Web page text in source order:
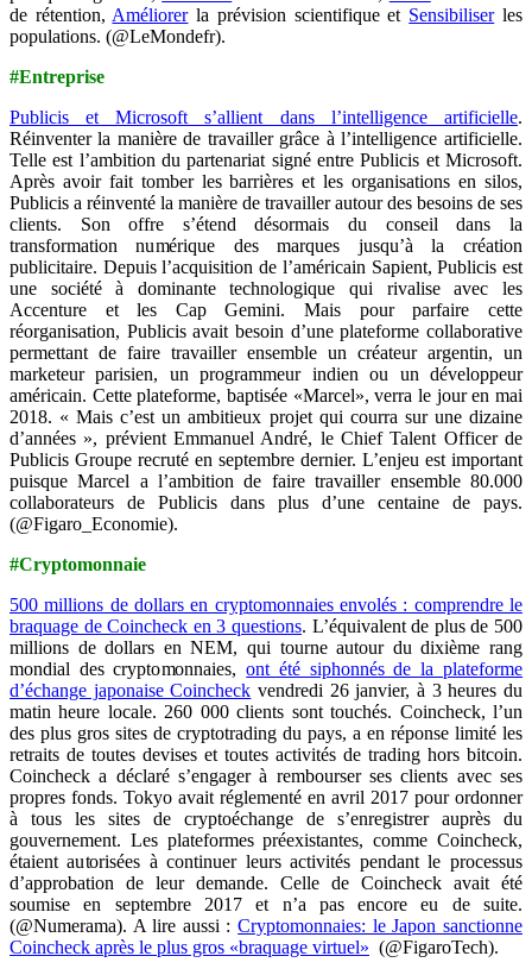
de rétention, Améliorerla prévision scientifique et Sensibiliserles
populations. (@LeMondefr).
#Entreprise
Publicis et Microsoft s’allient dans l’intelligence artificielle.
Réinventer la manière de travailler grâce à l’intelligence artificielle.
Telle est l’ambition du partenariat signé entre Publicis et Microsoft.
Après avoir fait tomber les barrières et les organisations en silos,
Publicis a réinventé la manière de travailler autour des besoins de ses
clients. Son offre s’étend désormais du conseil dans la
transformation numérique des marques jusqu’à la création
publicitaire. Depuis l’acquisition de l’américain Sapient, Publicis est
une société à dominante technologique qui rivalise avec les
Accenture et les Cap Gemini. Mais pour parfaire cette
réorganisation, Publicis avait besoin d’une plateforme collaborative
permettant de faire travailler ensemble un créateur argentin, un
marketeur parisien, un programmeur indien ou un développeur
américain. Cette plateforme, baptisée «Marcel», verra le jour en mai
2018. « Mais c’est un ambitieux projet qui courra sur une dizaine
d’années », prévient Emmanuel André, le Chief Talent Officer de
Publicis Groupe recruté en septembre dernier. L’enjeu est important
puisque Marcel a l’ambition de faire travailler ensemble 80.000
collaborateurs de Publicis dans plus d’une centaine de pays.
(@Figaro_Economie).
#Cryptomonnaie
500 millions de dollars en cryptomonnaies envolés : comprendre le
braquage de Coincheck en 3 questions. L’équivalent de plus de 500
millions de dollars en NEM, qui tourne autour du dixième rang
mondial des cryptomonnaies,ont été siphonnés de la plateforme
d’échange japonaise Coincheck vendredi 26 janvier, à 3 heures du
matin heure locale. 260 000 clients sont touchés. Coincheck, l’un
des plus gros sites de cryptotrading du pays, a en réponse limité les
retraits de toutes devises et toutes activités de trading hors bitcoin.
Coincheck a déclaré s’engager à rembourser ses clients avec ses
propres fonds. Tokyo avait réglementé en avril 2017 pour ordonner
à tous les sites de cryptoéchange de s’enregistrer auprès du
gouvernement. Les plateformes préexistantes, comme Coincheck,
étaient autorisées à continuer leurs activités pendant le processus
d’approbation de leur demande. Celle de Coincheck avait été
soumise en septembre 2017 et n’a pas encore eu de suite.
(@Numerama). A lire aussi :Cryptomonnaies: le Japon sanctionne
Coincheck après le plus gros «braquage virtuel» (@FigaroTech).